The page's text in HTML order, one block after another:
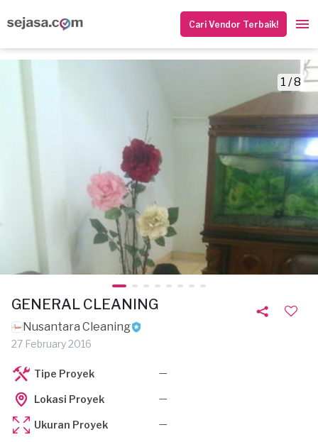
Cari Vendor Terbaik!
1 / 8
GENERAL CLEANING
Nusantara Cleaning
27 February 2016
Tipe Proyek —
Lokasi Proyek —
Ukuran Proyek —